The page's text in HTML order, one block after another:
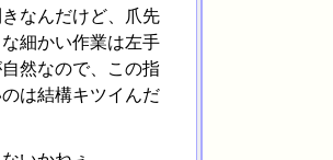
なんだけど、爪先
細かい作業は左手
然なので、この指
は結構キツイんだ